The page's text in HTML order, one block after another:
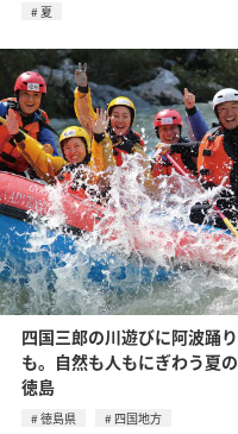
夏
四国三郎の川遊びに阿波踊り
も。自然も人もにぎわう夏の
徳島
徳島県
四国地方